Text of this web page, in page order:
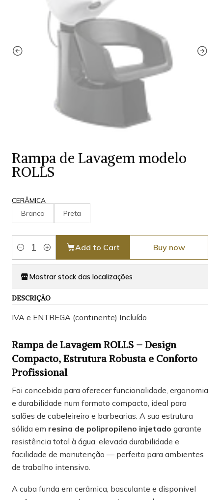
Rampa de Lavagem modelo
ROLLS
CERÂMICA
Branca Preta
Quantity
Add to Cart Buy now
Mostrar stock das localizações
DESCRIÇÃO
IVA e ENTREGA (continente) Incluído
Rampa de Lavagem ROLLS – Design
Compacto, Estrutura Robusta e Conforto
Profissional
Foi concebida para oferecer funcionalidade, ergonomia
e durabilidade num formato compacto, ideal para
salões de cabeleireiro e barbearias. A sua estrutura
sólida em resina de polipropileno injetado garante
resistência total à água, elevada durabilidade e
facilidade de manutenção — perfeita para ambientes
de trabalho intensivo.
A cuba funda em cerâmica, basculante e disponível